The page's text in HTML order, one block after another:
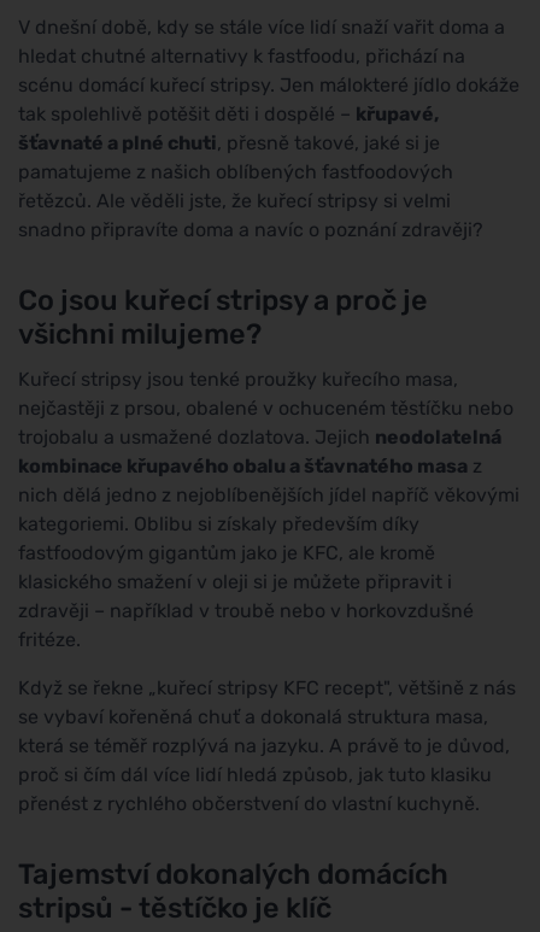
V dnešní době, kdy se stále více lidí snaží vařit doma a
hledat chutné alternativy k fastfoodu, přichází na
scénu domácí kuřecí stripsy. Jen málokteré jídlo dokáže
tak spolehlivě potěšit děti i dospělé – křupavé,
šťavnaté a plné chuti, přesně takové, jaké si je
pamatujeme z našich oblíbených fastfoodových
řetězců. Ale věděli jste, že kuřecí stripsy si velmi
snadno připravíte doma a navíc o poznání zdravěji?
Co jsou kuřecí stripsy a proč je
všichni milujeme?
Kuřecí stripsy jsou tenké proužky kuřecího masa,
nejčastěji z prsou, obalené v ochuceném těstíčku nebo
trojobalu a usmažené dozlatova. Jejich neodolatelná
kombinace křupavého obalu a šťavnatého masa z
nich dělá jedno z nejoblíbenějších jídel napříč věkovými
kategoriemi. Oblibu si získaly především díky
fastfoodovým gigantům jako je KFC, ale kromě
klasického smažení v oleji si je můžete připravit i
zdravěji – například v troubě nebo v horkovzdušné
fritéze.
Když se řekne „kuřecí stripsy KFC recept", většině z nás
se vybaví kořeněná chuť a dokonalá struktura masa,
která se téměř rozplývá na jazyku. A právě to je důvod,
proč si čím dál více lidí hledá způsob, jak tuto klasiku
přenést z rychlého občerstvení do vlastní kuchyně.
Tajemství dokonalých domácích
stripsů - těstíčko je klíč